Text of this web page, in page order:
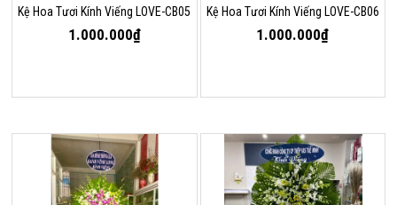
Kệ Hoa Tươi Kính Viếng LOVE-CB05
1.000.000₫
Kệ Hoa Tươi Kính Viếng LOVE-CB06
1.000.000₫